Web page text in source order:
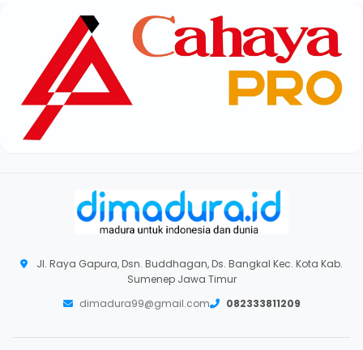
Jl. Raya Gapura, Dsn. Buddhagan, Ds. Bangkal Kec. Kota Kab.
Sumenep Jawa Timur
dimadura99@gmail.com
082333811209